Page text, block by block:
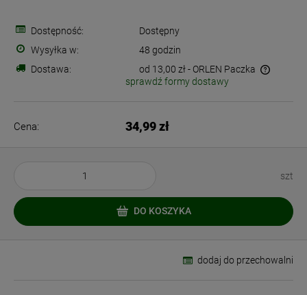
Dostępność:
Dostępny
Wysyłka w:
48 godzin
Dostawa:
od 13,00 zł- ORLEN Paczka
Cena nie zawiera ewentualnych kosztów płatności
sprawdź formy dostawy
Cena: 34,99 zł
szt
DO KOSZYKA
dodaj do przechowalni